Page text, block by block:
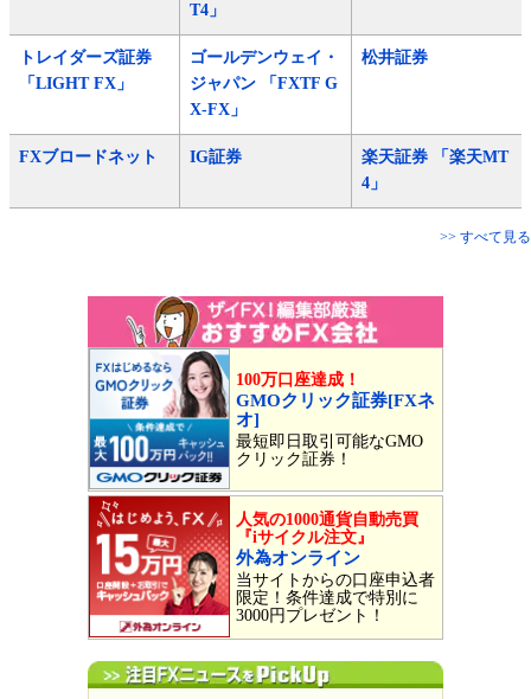
T4」
トレイダーズ証券
「LIGHT FX」
ゴールデンウェイ・
ジャパン 「FXTF G
X-FX」
松井証券
FXブロードネット IG証券
楽天証券 「楽天MT
4」
>> すべて見る
100万口座達成！
GMOクリック証券[FXネ
オ]
最短即日取引可能なGMO
クリック証券！
人気の1000通貨自動売買
『iサイクル注文』
外為オンライン
当サイトからの口座申込者
限定！条件達成で特別に
3000円プレゼント！